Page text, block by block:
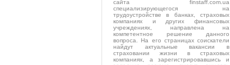
сайта finstaff.com.ua
специализирующегося на
трудоустройстве в банках, страховых
компаниях и других финансовых
учреждениях, направлена на
компетентное решение данного
вопроса. На его страницах соискатели
найдут актуальные вакансии в
страховании жизни в страховых
компаниях, а зарегистрировавшись и